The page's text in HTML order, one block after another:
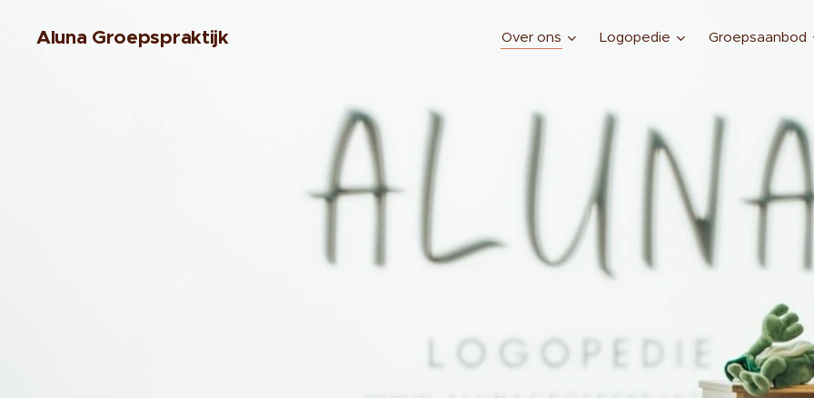
Aluna Groepspraktijk Over ons Logopedie Groepsaanbod